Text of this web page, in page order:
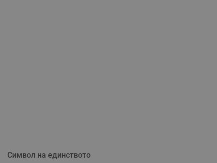
Символ на единството